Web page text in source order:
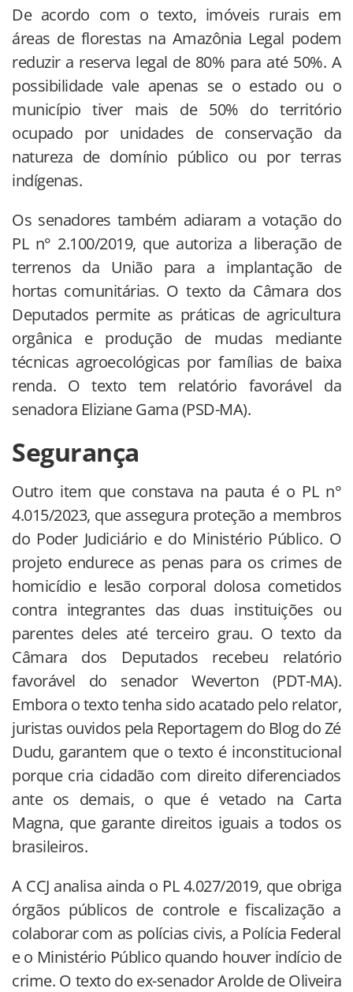
De acordo com o texto, imóveis rurais em
áreas de florestas na Amazônia Legal podem
reduzir a reserva legal de 80% para até 50%. A
possibilidade vale apenas se o estado ou o
município tiver mais de 50% do território
ocupado por unidades de conservação da
natureza de domínio público ou por terras
indígenas.
Os senadores também adiaram a votação do
PL n° 2.100/2019, que autoriza a liberação de
terrenos da União para a implantação de
hortas comunitárias. O texto da Câmara dos
Deputados permite as práticas de agricultura
orgânica e produção de mudas mediante
técnicas agroecológicas por famílias de baixa
renda. O texto tem relatório favorável da
senadora Eliziane Gama (PSD-MA).
Segurança
Outro item que constava na pauta é o PL n°
4.015/2023, que assegura proteção a membros
do Poder Judiciário e do Ministério Público. O
projeto endurece as penas para os crimes de
homicídio e lesão corporal dolosa cometidos
contra integrantes das duas instituições ou
parentes deles até terceiro grau. O texto da
Câmara dos Deputados recebeu relatório
favorável do senador Weverton (PDT-MA).
Embora o texto tenha sido acatado pelo relator,
juristas ouvidos pela Reportagem do Blog do Zé
Dudu, garantem que o texto é inconstitucional
porque cria cidadão com direito diferenciados
ante os demais, o que é vetado na Carta
Magna, que garante direitos iguais a todos os
brasileiros.
A CCJ analisa ainda o PL 4.027/2019, que obriga
órgãos públicos de controle e fiscalização a
colaborar com as polícias civis, a Polícia Federal
e o Ministério Público quando houver indício de
crime. O texto do ex-senador Arolde de Oliveira